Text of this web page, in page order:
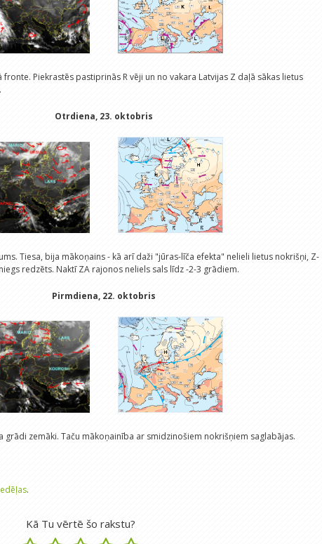
fronte. Piekrastēs pastiprinās R vēji un no vakara Latvijas Z daļā sākas lietus
Otrdiena, 23. oktobris
Tiesa, bija mākoņains - kā arī daži "jūras-līča efekta" nelieli lietus nokrišņi, Z-
redzēts. Naktī ZA rajonos neliels sals līdz -2-3 grādiem.
Pirmdiena, 22. oktobris
grādi zemāki. Taču mākoņainība ar smidzinošiem nokrišņiem saglabājas.
.
Kā Tu vērtē šo rakstu?